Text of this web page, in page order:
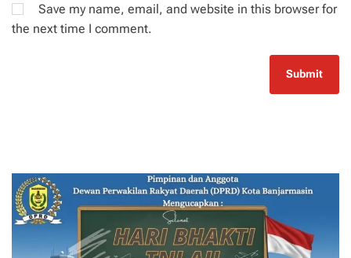
Save my name, email, and website in this browser for
the next time I comment.